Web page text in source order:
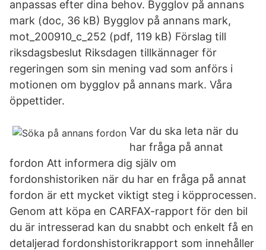
anpassas efter dina behov. Bygglov på annans
mark (doc, 36 kB) Bygglov på annans mark,
mot_200910_c_252 (pdf, 119 kB) Förslag till
riksdagsbeslut Riksdagen tillkännager för
regeringen som sin mening vad som anförs i
motionen om bygglov på annans mark. Våra
öppettider.
Var du ska leta när du
har fråga på annat
fordon Att informera dig själv om
fordonshistoriken när du har en fråga på annat
fordon är ett mycket viktigt steg i köpprocessen.
Genom att köpa en CARFAX-rapport för den bil
du är intresserad kan du snabbt och enkelt få en
detaljerad fordonshistorikrapport som innehåller